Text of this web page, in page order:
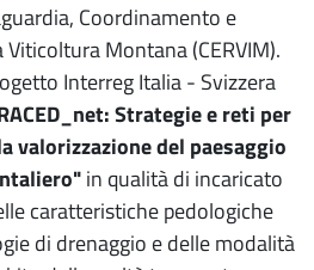
Coordinamento e
Montana (CERVIM).
Interreg Italia - Svizzera
Strategie e reti per
valorizzazione del paesaggio
in qualità di incaricato
caratteristiche pedologiche
di drenaggio e delle modalità